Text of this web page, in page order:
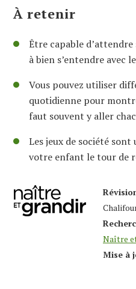
À retenir
Être capable
à bien s’entendre avec
Vous pouvez utiliser
quotidienne pour
faut souvent y aller
Les jeux de société
votre enfant le tour de
Naître
Mise à